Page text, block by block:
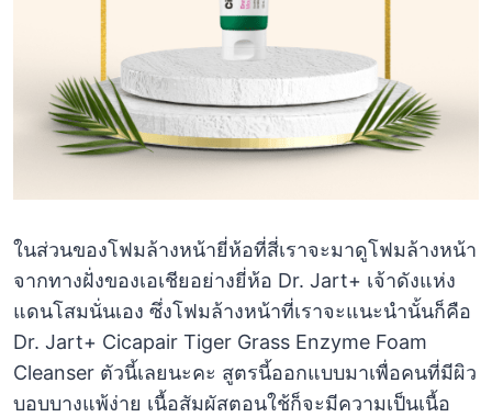
ในส่วนของโฟมล้างหน้ายี่ห้อที่สี่เราจะมาดูโฟมล้างหน้า
จากทางฝั่งของเอเชียอย่างยี่ห้อ Dr. Jart+ เจ้าดังแห่ง
แดนโสมนั่นเอง ซึ่งโฟมล้างหน้าที่เราจะแนะนำนั้นก็คือ
Dr. Jart+ Cicapair Tiger Grass Enzyme Foam
Cleanser ตัวนี้เลยนะคะ สูตรนี้ออกแบบมาเพื่อคนที่มีผิว
บอบบางแพ้ง่าย เนื้อสัมผัสตอนใช้ก็จะมีความเป็นเนื้อ